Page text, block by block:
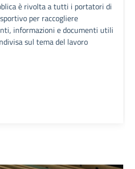
è rivolta a tutti i portatori di
per raccogliere
informazioni e documenti utili
sul tema del lavoro